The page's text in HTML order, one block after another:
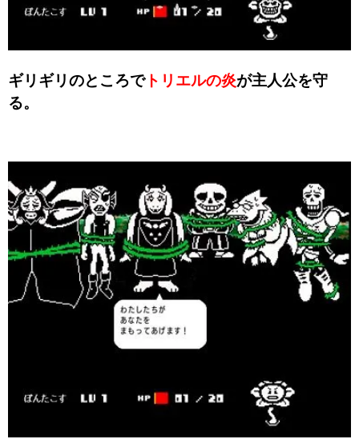
ギリギリのところでトリエルの炎が主人公を守
る。